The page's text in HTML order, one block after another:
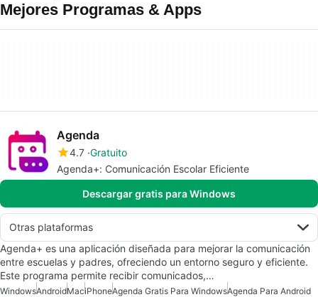
Mejores Programas & Apps
Agenda
4.7 Gratuito
Agenda+: Comunicación Escolar Eficiente
Descargar gratis para Windows
Otras plataformas
Agenda+ es una aplicación diseñada para mejorar la comunicación
entre escuelas y padres, ofreciendo un entorno seguro y eficiente.
Este programa permite recibir comunicados,…
WindowsAndroidMaciPhoneAgenda Gratis Para WindowsAgenda Para Android